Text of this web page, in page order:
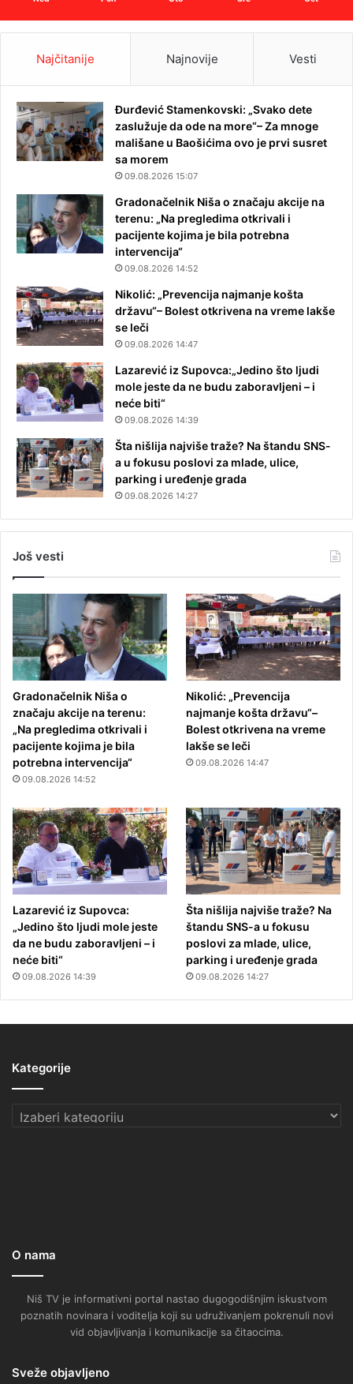
Najčitanije Najnovije Vesti
Đurđević Stamenkovski: „Svako dete
zaslužuje da ode na more“– Za mnoge
mališane u Baošićima ovo je prvi susret
sa morem
09.08.2026 15:07
Gradonačelnik Niša o značaju akcije na
terenu: „Na pregledima otkrivali i
pacijente kojima je bila potrebna
intervencija“
09.08.2026 14:52
Nikolić: „Prevencija najmanje košta
državu“– Bolest otkrivena na vreme lakše
se leči
09.08.2026 14:47
Lazarević iz Supovca:„Jedino što ljudi
mole jeste da ne budu zaboravljeni – i
neće biti“
09.08.2026 14:39
Šta nišlija najviše traže? Na štandu SNS-
a u fokusu poslovi za mlade, ulice,
parking i uređenje grada
09.08.2026 14:27
Još vesti
Gradonačelnik Niša o
značaju akcije na terenu:
„Na pregledima otkrivali i
pacijente kojima je bila
potrebna intervencija“
09.08.2026 14:52
Nikolić: „Prevencija
najmanje košta državu“–
Bolest otkrivena na vreme
lakše se leči
09.08.2026 14:47
Lazarević iz Supovca:
„Jedino što ljudi mole jeste
da ne budu zaboravljeni – i
neće biti“
09.08.2026 14:39
Šta nišlija najviše traže? Na
štandu SNS-a u fokusu
poslovi za mlade, ulice,
parking i uređenje grada
09.08.2026 14:27
Kategorije
Kategorije
O nama
Niš TV je informativni portal nastao dugogodišnjim iskustvom
poznatih novinara i voditelja koji su udruživanjem pokrenuli novi
vid objavljivanja i komunikacije sa čitaocima.
Sveže objavljeno